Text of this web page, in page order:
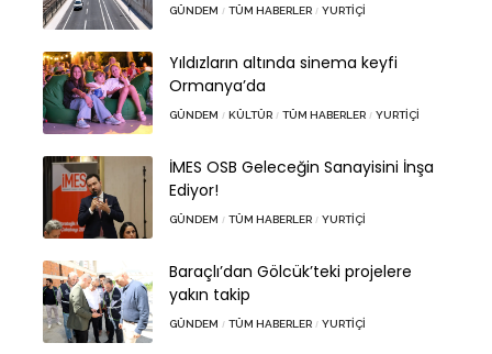
GÜNDEM TÜM HABERLER YURTIÇI
Yıldızların altında sinema keyfi
Ormanya’da
GÜNDEM KÜLTÜR TÜM HABERLER YURTIÇI
İMES OSB Geleceğin Sanayisini İnşa
Ediyor!
GÜNDEM TÜM HABERLER YURTIÇI
Baraçlı’dan Gölcük’teki projelere
yakın takip
GÜNDEM TÜM HABERLER YURTIÇI